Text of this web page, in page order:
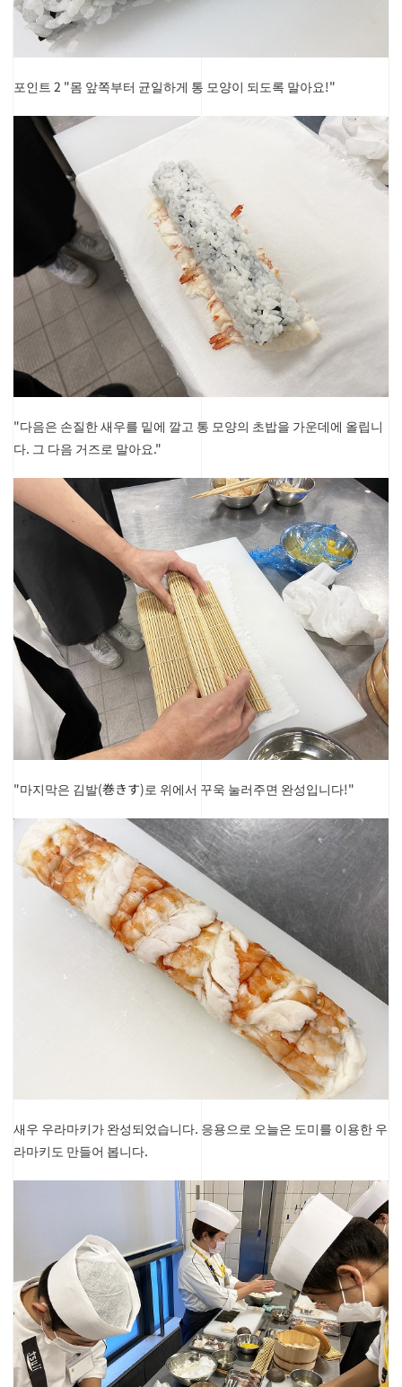
포인트 2 "몸 앞쪽부터 균일하게 통 모양이 되도록 말아요!"
"다음은 손질한 새우를 밑에 깔고 통 모양의 초밥을 가운데에 올립니
다. 그 다음 거즈로 말아요."
"마지막은 김발(巻きす)로 위에서 꾸욱 눌러주면 완성입니다!"
새우 우라마키가 완성되었습니다. 응용으로 오늘은 도미를 이용한 우
라마키도 만들어 봅니다.